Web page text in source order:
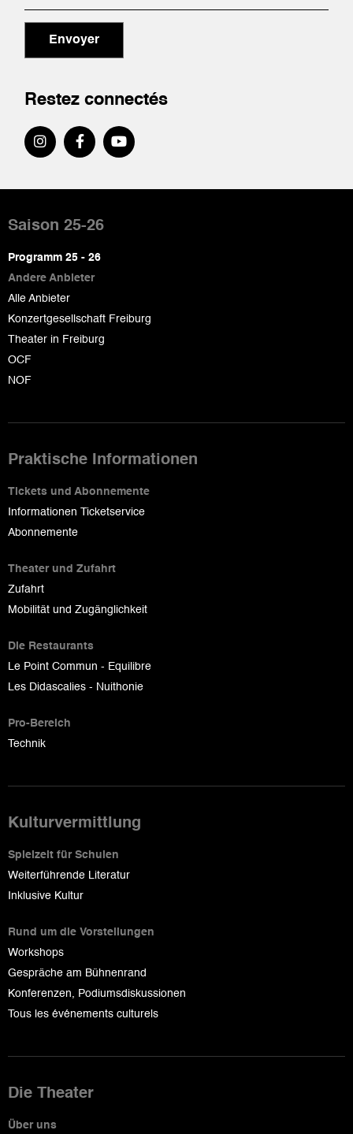
Envoyer
Restez connectés
de
page
Saison 25-26
Programm 25 - 26
Andere Anbieter
Alle Anbieter
Konzertgesellschaft Freiburg
Theater in Freiburg
OCF
NOF
Praktische Informationen
Tickets und Abonnemente
Informationen Ticketservice
Abonnemente
Theater und Zufahrt
Zufahrt
Mobilität und Zugänglichkeit
Die Restaurants
Le Point Commun - Equilibre
Les Didascalies - Nuithonie
Pro-Bereich
Technik
Kulturvermittlung
Spielzeit für Schulen
Weiterführende Literatur
Inklusive Kultur
Rund um die Vorstellungen
Workshops
Gespräche am Bühnenrand
Konferenzen, Podiumsdiskussionen
Tous les événements culturels
Die Theater
Über uns